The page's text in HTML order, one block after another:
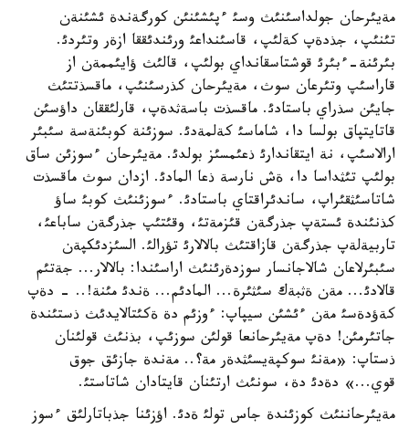
مةيئرحان جولداسئنئث وسئ ءپئشئنئن كورگةندة ئشئنةن
تئنئپ، جذدةپ كةلئپ، قاسئنداعئ ورئندئققا ازةر وتئردئ.
بئرئنة-ءبئرئ قوشتاسقانداي بولئپ، قالئث ؤايئممةن از
قاراسئپ وتئرعان سوث، مةيئرحان كذرسئنئپ، ماقسذتتئث
جايئن سذراي باستادئ. ماقسذت باسةثدةپ، قارلئققان داؤسئن
قاتايتپاق بولسا دا، شاماسئ كةلمةدئ. سوزئنة كوبئنةسة سئبئر
ارالاسئپ، نة ايتقاندارئ ذعئمسئز بولدئ. مةيئرحان ءسوزئن ساق
بولئپ تئثداسا دا، ةش نارسة ذعا المادئ. ازدان سوث ماقسذت
شاتاسئثقئراپ، ساندئراقتاي باستادئ. ءسوزئنئث كوبئ ساؤ
كذنئندة ئستةپ جذرگةن قئزمةتئ، وقئتئپ جذرگةن ساباعئ،
تاربيةلةپ جذرگةن قازاقتئث بالالارئ تؤرالئ. السئزدئكپةن
سئبئرلاعان شالاجانسار سوزدةرئنئث اراسئندا: بالالار... جةتئم
قالادئ... مةن ةثبةك سئثئرة... المادئم... ةندئ مئنة!.. - دةپ
كةؤدةسئ مةن ءئشئن سيپاپ: ءوزئم دة ةكئتالايدئث ذستئندة
جاتئرمئن! دةپ مةيئرحانعا قولئن سوزئپ، بذنئث قولئنان
ذستاپ: «مةنئ سوكپةيسئثدةر مة؟.. مةندة جازئق جوق
قوي...» دةدئ دة، سونئث ارتئنان قايتادان شاتاستئ.
مةيئرحاننئث كوزئندة جاس تولئ ةدئ. اؤزئنا جذباتارلئق ءسوز